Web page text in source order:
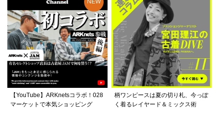
【YouTube】ARKnetsコラボ！028
マーケットで本気ショッピング
柄ワンピースは夏の切り札、今っぽ
く着るレイヤード＆ミックス術